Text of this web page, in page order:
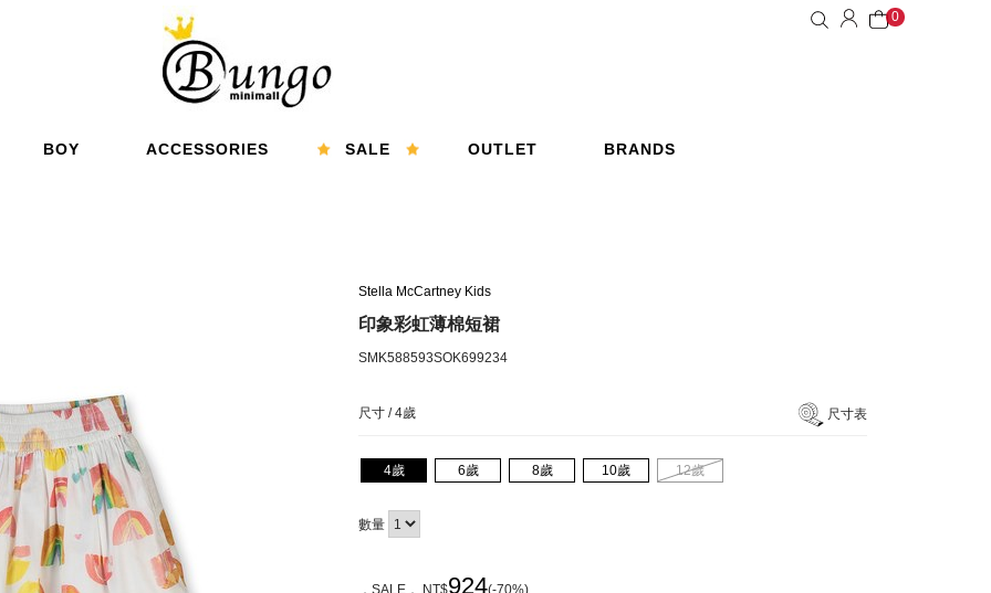
0
BOY
ACCESSORIES
SALE
OUTLET
BRANDS
Stella McCartney Kids
印象彩虹薄棉短裙
SMK588593SOK699234
尺寸 /4歲 尺寸表
4歲 6歲 8歲 10歲 12歲
數量
．SALE． NT$924(-70%)